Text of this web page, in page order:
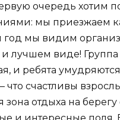
очередь хотим
мы приезжаем
мы видим
лучшем виде! Группа
и ребята
что счастливы
отдыха на берегу